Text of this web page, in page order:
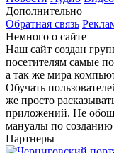
Дополнительно
Обратная связь
Немного о сайте
Наш сайт создан
посетителям самые
а так же мира
Обучать
же просто
приложений. Не
мануалы по созданию
Партнеры